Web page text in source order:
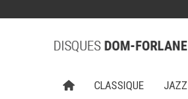
CLASSIQUE JAZZ